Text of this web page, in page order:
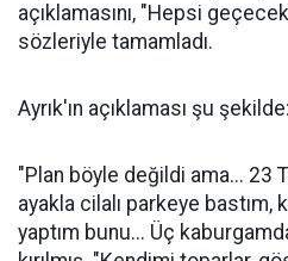
açıklamasını, "Hepsi
sözleriyle tamamladı.
Ayrık'ın açıklaması şu şekilde:
"Plan böyle değildi ama... 23
ayakla cilalı parkeye bastım,
yaptım bunu... Üç